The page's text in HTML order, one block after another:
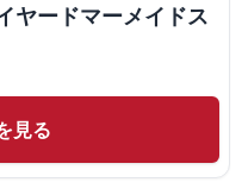
ヤードマーメイドス
見る